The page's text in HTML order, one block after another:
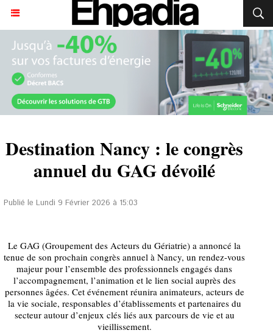
Destination Nancy : le congrès
annuel du GAG dévoilé
Publié le Lundi 9 Février 2026 à 15:03
Le GAG (Groupement des Acteurs du Gériatrie) a annoncé la
tenue de son prochain congrès annuel à Nancy, un rendez-vous
majeur pour l’ensemble des professionnels engagés dans
l’accompagnement, l’animation et le lien social auprès des
personnes âgées. Cet événement réunira animateurs, acteurs de
la vie sociale, responsables d’établissements et partenaires du
secteur autour d’enjeux clés liés aux parcours de vie et au
vieillissement.